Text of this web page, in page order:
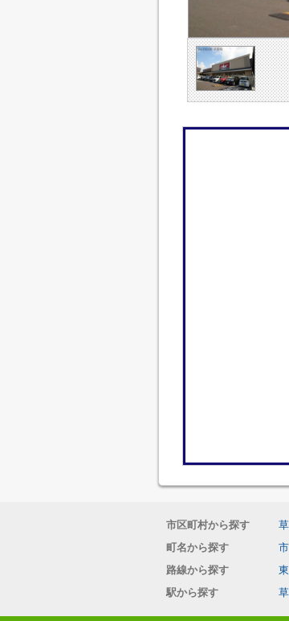
市区町村から探す
町名から探す
路線から探す
駅から探す